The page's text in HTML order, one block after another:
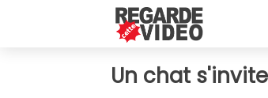
Un chat